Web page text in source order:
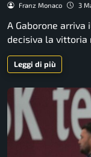
Franz Monaco 3
A Gaborone arriva
decisiva la vittoria
Leggi di più